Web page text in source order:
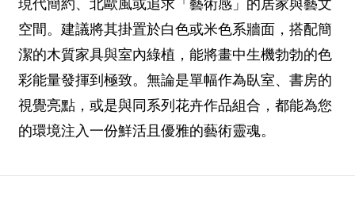
現代簡約、北歐風或追求「藝術感」的居家與藝文
空間。建議將其掛置於白色或米色系牆面，搭配簡
潔的木質家具與室內綠植，能將畫中生機勃勃的色
彩能量發揮到極致。無論是單幅作為臥室、書房的
視覺亮點，或是與同系列花卉作品組合，都能為您
的環境注入一份鮮活且優雅的藝術靈魂。